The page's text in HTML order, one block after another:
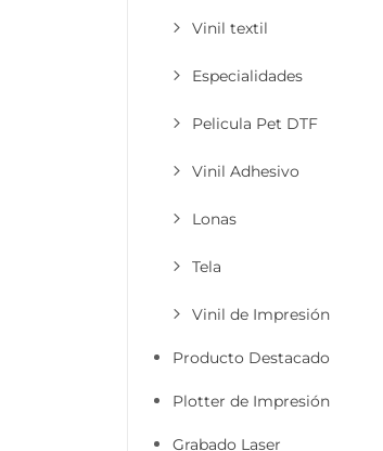
Vinil textil
Especialidades
Pelicula Pet DTF
Vinil Adhesivo
Lonas
Tela
Vinil de Impresión
Producto Destacado
Plotter de Impresión
Grabado Laser